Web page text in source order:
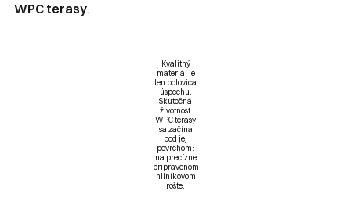
WPC terasy.
Kvalitný
materiál je
len polovica
úspechu.
Skutočná
životnosť
WPC terasy
sa začína
pod jej
povrchom:
na precízne
pripravenom
hliníkovom
rošte.